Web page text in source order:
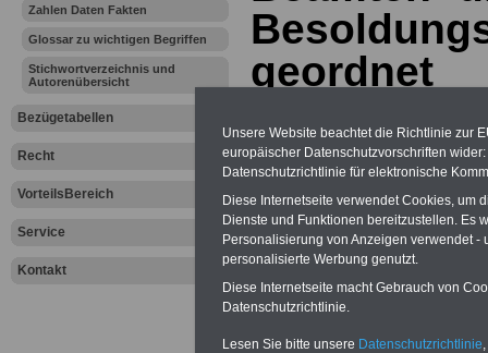
Zahlen Daten Fakten
Glossar zu wichtigen Begriffen
Stichwortverzeichnis und
Autorenübersicht
Bezügetabellen
Recht
VorteilsBereich
Service
Kontakt
geordnet
Durch die
Dem Bund steht
nach der
Unsere Website beachtet die Richtlinie zur
europäischer Datenschutzvorschriften
Datenschutzrichtlinie für elektronische
Diese Internetseite verwendet Cookies, um
Dienste und Funktionen bereitzustellen. Es
Personalisierung von Anzeigen verwendet
personalisierte Werbung genutzt.
Diese Internetseite macht Gebrauch von
Datenschutzrichtlinie.
Lesen Sie bitte unsere Datenschutzrichtlinie